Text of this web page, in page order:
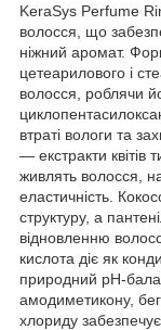
KeraSys Perfume
волосся, що
ніжний аромат.
цетеарилового і
волосся, роблячи
втраті вологи та
— екстракти квітів
живлять волосся,
еластичність.
структуру, а
відновленню
кислота діє як
природний pH-
амодиметикону,
хлориду